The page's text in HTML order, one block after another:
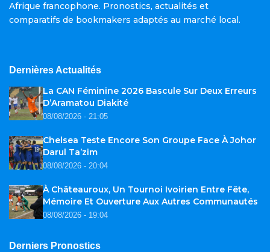
Afrique francophone. Pronostics, actualités et
comparatifs de bookmakers adaptés au marché local.
Dernières Actualités
La CAN Féminine 2026 Bascule Sur Deux Erreurs
D’Aramatou Diakité
08/08/2026 - 21:05
Chelsea Teste Encore Son Groupe Face À Johor
Darul Ta’zim
08/08/2026 - 20:04
À Châteauroux, Un Tournoi Ivoirien Entre Fête,
Mémoire Et Ouverture Aux Autres Communautés
08/08/2026 - 19:04
Derniers Pronostics